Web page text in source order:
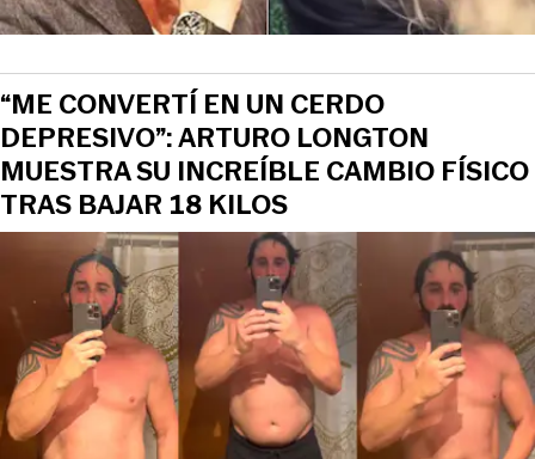
“ME CONVERTÍ EN UN CERDO
DEPRESIVO”: ARTURO LONGTON
MUESTRA SU INCREÍBLE CAMBIO FÍSICO
TRAS BAJAR 18 KILOS